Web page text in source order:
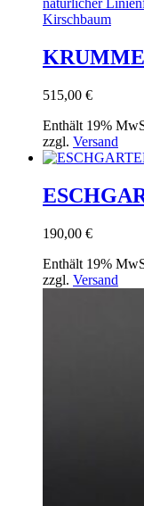
515,00 €
Enthält 19%
zzgl. Versand
190,00 €
Enthält 19%
zzgl. Versand